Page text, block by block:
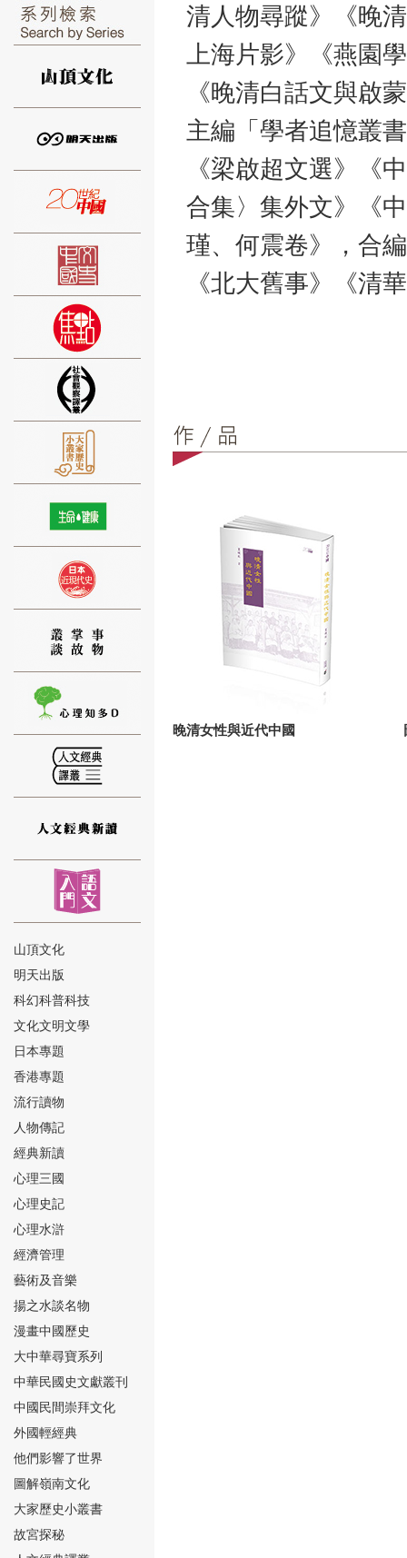
⑥
⑫
⑬
⑭
⑮
⑯
⑰
山頂文化
明天出版
科幻科普科技
文化文明文學
日本專題
香港專題
流行讀物
人物傳記
經典新讀
心理三國
心理史記
心理水滸
經濟管理
藝術及音樂
揚之水談名物
漫畫中國歷史
大中華尋寶系列
中華民國史文獻叢刊
中國民間崇拜文化
外國輕經典
他們影響了世界
圖解嶺南文化
大家歷史小叢書
故宮探秘
清人物尋蹤》《晚
上海片影》《燕園
《晚清白話文與啟
主編「學者追憶叢
《梁啟超文選》《
合集〉集外文》《
瑾、何震卷》，合
《北大舊事》《清
晚清女性與近代中國